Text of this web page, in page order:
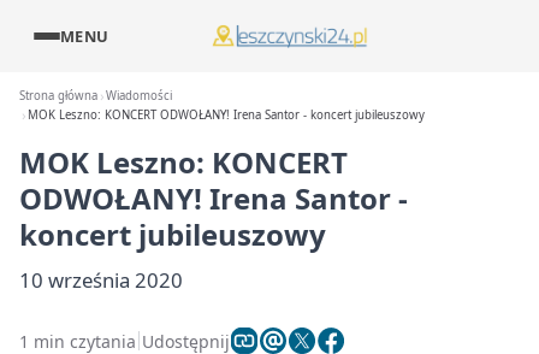
MENU
Strona główna Wiadomości
MOK Leszno: KONCERT ODWOŁANY! Irena Santor - koncert jubileuszowy
MOK Leszno: KONCERT
ODWOŁANY! Irena Santor -
koncert jubileuszowy
10 września 2020
1 min czytania Udostępnij